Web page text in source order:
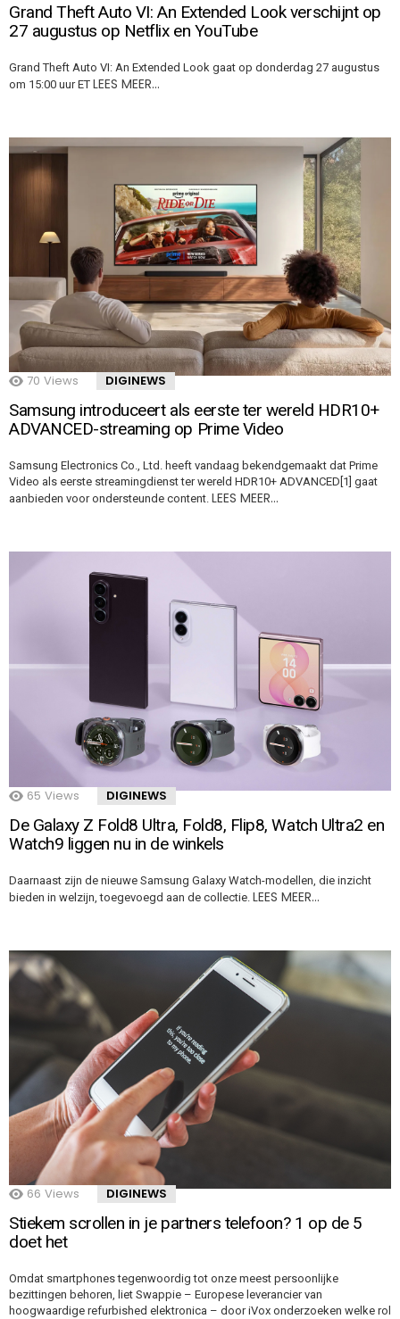
Grand Theft Auto VI: An Extended Look verschijnt op
27 augustus op Netflix en YouTube
Grand Theft Auto VI: An Extended Look gaat op donderdag 27 augustus
om 15:00 uur ET LEES MEER…
70 Views DIGINEWS
Samsung introduceert als eerste ter wereld HDR10+
ADVANCED-streaming op Prime Video
Samsung Electronics Co., Ltd. heeft vandaag bekendgemaakt dat Prime
Video als eerste streamingdienst ter wereld HDR10+ ADVANCED[1] gaat
aanbieden voor ondersteunde content. LEES MEER…
65 Views DIGINEWS
De Galaxy Z Fold8 Ultra, Fold8, Flip8, Watch Ultra2 en
Watch9 liggen nu in de winkels
Daarnaast zijn de nieuwe Samsung Galaxy Watch-modellen, die inzicht
bieden in welzijn, toegevoegd aan de collectie. LEES MEER…
66 Views DIGINEWS
Stiekem scrollen in je partners telefoon? 1 op de 5
doet het
Omdat smartphones tegenwoordig tot onze meest persoonlijke
bezittingen behoren, liet Swappie – Europese leverancier van
hoogwaardige refurbished elektronica – door iVox onderzoeken welke rol